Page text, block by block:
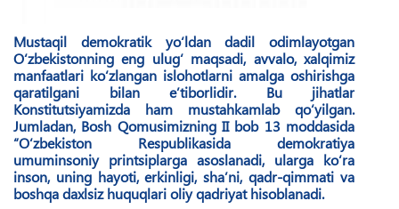
Mustaqil demokratik yo‘ldan dadil odimlayotgan
O‘zbekistonning eng ulug‘ maqsadi, avvalo, xalqimiz
manfaatlari ko‘zlangan islohotlarni amalga oshirishga
qaratilgani bilan e’tiborlidir. Bu jihatlar
Konstitutsiyamizda ham mustahkamlab qo‘yilgan.
Jumladan, Bosh Qomusimizning II bob 13 moddasida
“O‘zbekiston Respublikasida demokratiya
umuminsoniy printsiplarga asoslanadi, ularga ko‘ra
inson, uning hayoti, erkinligi, sha’ni, qadr-qimmati va
boshqa daxlsiz huquqlari oliy qadriyat hisoblanadi.